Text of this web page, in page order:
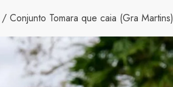
/ Conjunto Tomara que caia (Gra Martins)